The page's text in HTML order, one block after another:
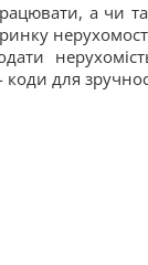
а чи
для